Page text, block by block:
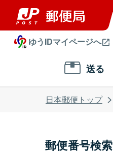
ゆうIDマイページへ
送る
日本郵便トップ
郵便番号検索